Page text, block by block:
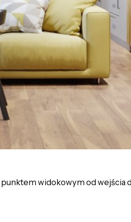
widokowym od wejścia